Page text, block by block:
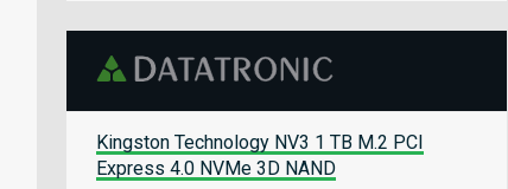
Kingston Technology NV3 1 TB M.2 PCI
Express 4.0 NVMe 3D NAND